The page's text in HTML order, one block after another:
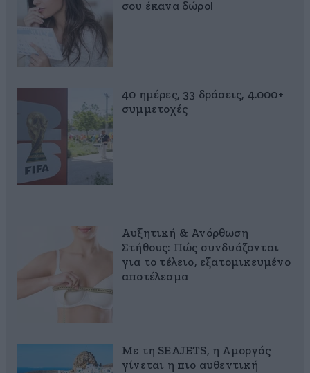
σου έκανα δώρο!
40 ημέρες, 33 δράσεις, 4.000+
συμμετοχές
Αυξητική & Ανόρθωση
Στήθους: Πώς συνδυάζονται
για το τέλειο, εξατομικευμένο
αποτέλεσμα
Με τη SEAJETS, η Αμοργός
γίνεται η πιο αυθεντική